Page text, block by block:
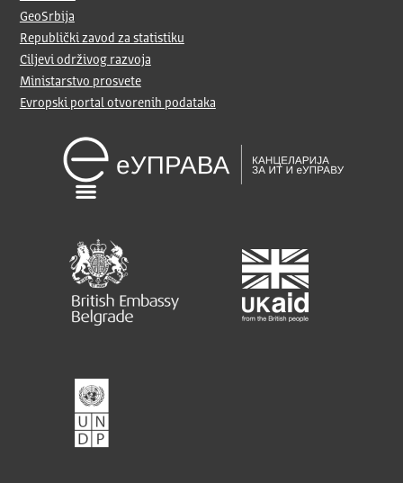
GeoSrbija
Republički zavod za statistiku
Ciljevi održivog razvoja
Ministarstvo prosvete
Evropski portal otvorenih podataka